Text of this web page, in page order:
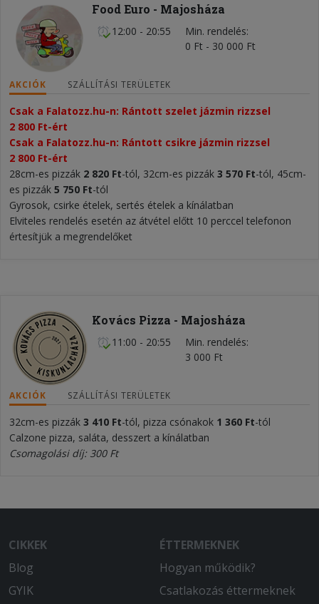
Food Euro - Majosháza
12:00 - 20:55
Min. rendelés
0 Ft - 30 000 Ft
AKCIÓK SZÁLLÍTÁSI TERÜLETEK
Csak a Falatozz.hu-n: Rántott szelet jázmin rizzsel
2 800 Ft-ért
Csak a Falatozz.hu-n: Rántott csikre jázmin rizzsel
2 800 Ft-ért
28cm-es pizzák 2 820 Ft-tól, 32cm-es pizzák 3 570 Ft-tól, 45cm-
es pizzák 5 750 Ft-tól
Gyrosok, csirke ételek, sertés ételek a kínálatban
Elviteles rendelés esetén az átvétel előtt 10 perccel telefonon
értesítjük a megrendelőket
Kovács Pizza - Majosháza
11:00 - 20:55
Min. rendelés
3 000 Ft
AKCIÓK SZÁLLÍTÁSI TERÜLETEK
32cm-es pizzák 3 410 Ft-tól, pizza csónakok 1 360 Ft-tól
Calzone pizza, saláta, desszert a kínálatban
Csomagolási díj: 300 Ft
CIKKEK
Blog
GYIK
ÉTTERMEKNEK
Hogyan működik?
Csatlakozás éttermeknek